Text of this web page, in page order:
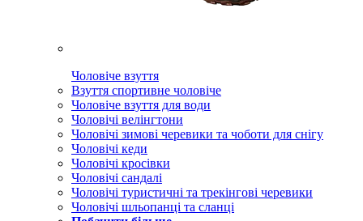
Чоловіче взуття
Взуття спортивне чоловіче
Чоловіче взуття для води
Чоловічі велінгтони
Чоловічі зимові черевики та чоботи для снігу
Чоловічі кеди
Чоловічі кросівки
Чоловічі сандалі
Чоловічі туристичні та трекінгові черевики
Чоловічі шльопанці та сланці